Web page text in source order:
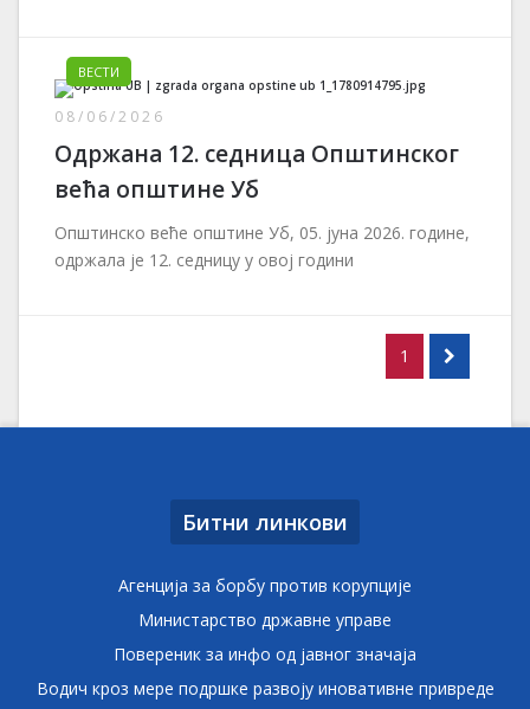
ВЕСТИ
08/06/2026
Одржана 12. седница Општинског
већа општине Уб
Општинско веће општине Уб, 05. јуна 2026. године,
одржала је 12. седницу у овој години
1
Битни линкови
Агенција за борбу против корупције
Министарство државне управе
Повереник за инфо од јавног значаја
Водич кроз мере подршке развоју иновативне привреде